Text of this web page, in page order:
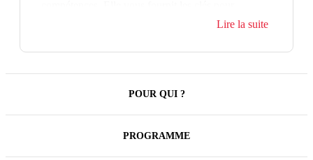
individualiser les parcours de vos apprenants,
personnaliser leurs environnements d'apprentissage,
quelles que soient les modalités de formation
Lire la suite
POUR QUI ?
PROGRAMME